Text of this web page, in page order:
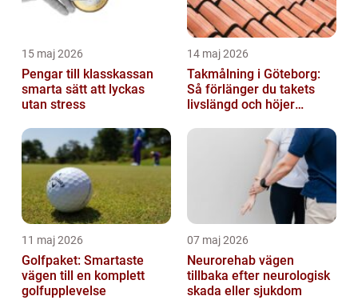
15 maj 2026
Pengar till klasskassan
smarta sätt att lyckas
utan stress
14 maj 2026
Takmålning i Göteborg:
Så förlänger du takets
livslängd och höjer
11 maj 2026
Golfpaket: Smartaste
vägen till en komplett
golfupplevelse
07 maj 2026
Neurorehab vägen
tillbaka efter neurologisk
skada eller sjukdom